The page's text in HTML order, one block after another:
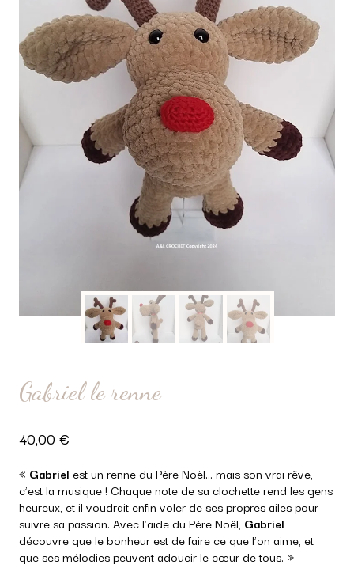
Gabriel le renne
40,00 €
« Gabriel est un renne du Père Noël… mais son vrai rêve,
c’est la musique ! Chaque note de sa clochette rend les gens
heureux, et il voudrait enfin voler de ses propres ailes pour
suivre sa passion. Avec l’aide du Père Noël, Gabriel
découvre que le bonheur est de faire ce que l’on aime, et
que ses mélodies peuvent adoucir le cœur de tous. »